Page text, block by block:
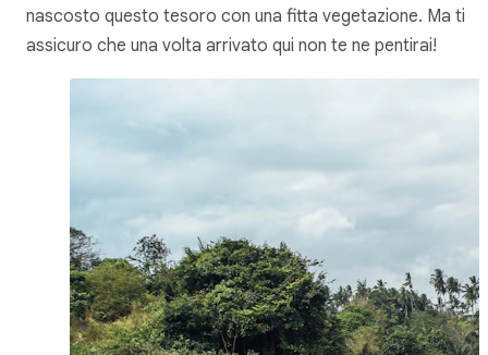
nascosto questo tesoro con una fitta vegetazione. Ma ti
assicuro che una volta arrivato qui non te ne pentirai!